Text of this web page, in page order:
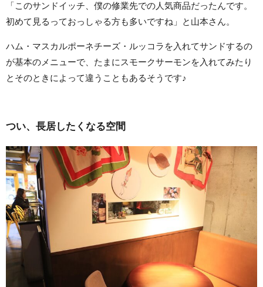
「このサンドイッチ、僕の修業先での人気商品だったんです。
初めて見るっておっしゃる方も多いですね」と山本さん。
ハム・マスカルポーネチーズ・ルッコラを入れてサンドするの
が基本のメニューで、たまにスモークサーモンを入れてみたり
とそのときによって違うこともあるそうです♪
つい、長居したくなる空間